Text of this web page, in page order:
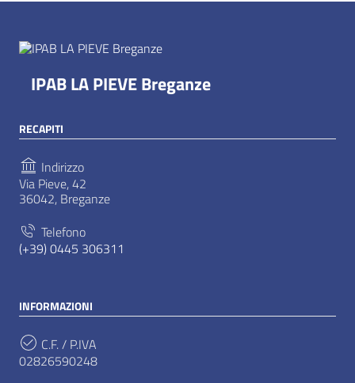
IPAB LA PIEVE Breganze
RECAPITI
Indirizzo
Via Pieve, 42
36042, Breganze
Telefono
(+39) 0445 306311
INFORMAZIONI
C.F. / P.IVA
02826590248